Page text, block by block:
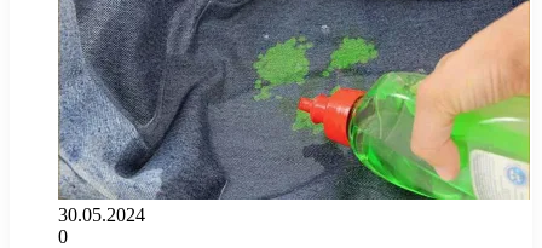
30.05.2024
0